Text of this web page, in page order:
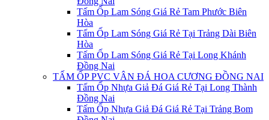
Tấm Ốp Lam Sóng Giá Rẻ Tam Phước Biên
Hòa
Tấm Ốp Lam Sóng Giá Rẻ Tại Trảng Dài Biên
Hòa
Tấm Ốp Lam Sóng Giá Rẻ Tại Long Khánh
Đồng Nai
TẤM ỐP PVC VÂN ĐÁ HOA CƯƠNG ĐỒNG NAI
Tấm Ốp Nhựa Giả Đá Giá Rẻ Tại Long Thành
Đồng Nai
Tấm Ốp Nhựa Giả Đá Giá Rẻ Tại Trảng Bom